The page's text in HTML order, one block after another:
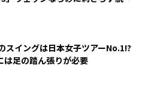
スイングは日本女子ツアーNo.1!?
は足の踏ん張りが必要